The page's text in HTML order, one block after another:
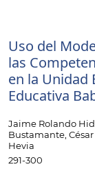
Uso del
las
en la Unidad
Educativa
Jaime Rolando
Bustamante,
Hevia
291-300